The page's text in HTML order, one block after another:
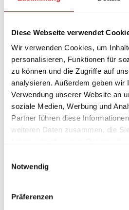
Diese Webseite verwendet
Wir verwenden Cookies, um
personalisieren, Funktionen für
zu können und die Zugriffe auf
analysieren. Außerdem geben wir
Verwendung unserer Website an
soziale Medien, Werbung und
Partner führen diese
weiteren Daten zusammen, die
Notwendig
Präferenzen